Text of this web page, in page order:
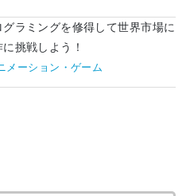
ラミングを修得して世界市場に
挑戦しよう！
メーション・ゲーム